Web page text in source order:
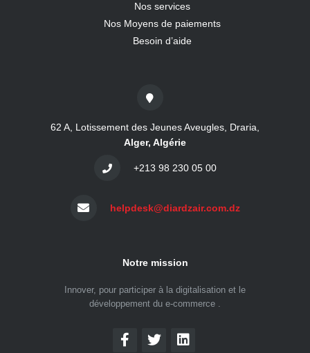
Nos services
Nos Moyens de paiements
Besoin d’aide
62 A, Lotissement des Jeunes Aveugles, Draria,
Alger, Algérie
+213 98 230 05 00
helpdesk@diardzair.com.dz
Notre mission
Innover, pour participer à la digitalisation et le
développement du e-commerce .